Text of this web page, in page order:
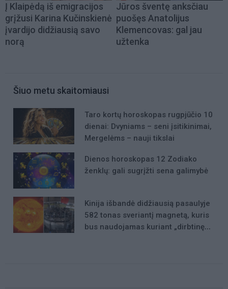
Į Klaipėdą iš emigracijos
grįžusi Karina Kučinskienė
įvardijo didžiausią savo
norą
Jūros šventę anksčiau
puošęs Anatolijus
Klemencovas: gal jau
užtenka
Šiuo metu skaitomiausi
Taro kortų horoskopas rugpjūčio 10
dienai: Dvyniams – seni įsitikinimai,
Mergelėms – nauji tikslai
Dienos horoskopas 12 Zodiako
ženklų: gali sugrįžti sena galimybė
Kinija išbandė didžiausią pasaulyje
582 tonas sveriantį magnetą, kuris
bus naudojamas kuriant „dirbtinę